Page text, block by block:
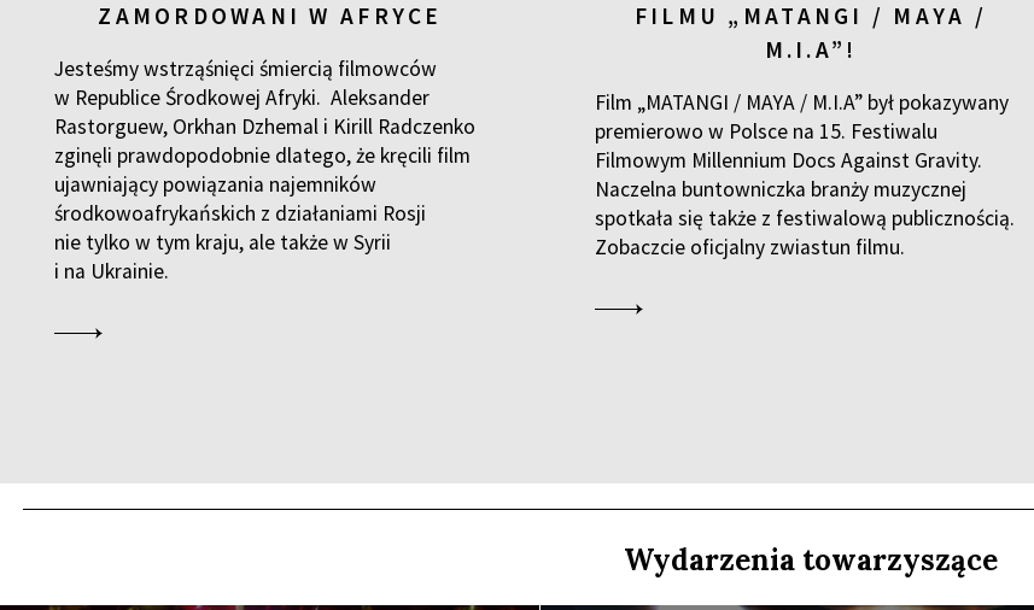
12:45 Kinoteka, sala 4
FILMY JĄDRA TARZANA
13:30 Kinoteka, sala 7
FILMY GRACE JONES SPOTKANIE PO FILMIE
13:30 Iluzjon, sala Mała Czarna
SAMOTNA WALKA THOMASA REIDA
ZAMORDOWANI W AFRYCE
Jesteśmy wstrząśnięci śmiercią filmowców
w Republice Środkowej Afryki. Aleksander
Rastorguew, Orkhan Dzhemal i Kirill Radczenko
zginęli prawdopodobnie dlatego, że kręcili film
ujawniający powiązania najemników
środkowoafrykańskich z działaniami Rosji
nie tylko w tym kraju, ale także w Syrii
i na Ukrainie.
FILMU „MATANGI / MAYA /
M.I.A”!
Film „MATANGI / MAYA / M.I.A” był pokazywany
premierowo w Polsce na 15. Festiwalu
Filmowym Millennium Docs Against Gravity.
Naczelna buntowniczka branży muzycznej
spotkała się także z festiwalową publicznością.
Zobaczcie oficjalny zwiastun filmu.
Wydarzenia towarzyszące